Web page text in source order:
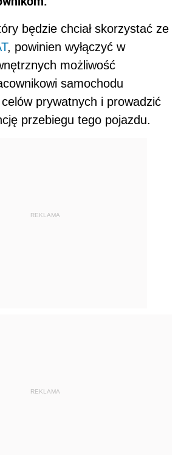
będzie chciał skorzystać ze
, powinien wyłączyć w
możliwość
samochodu
celów prywatnych i prowadzić
przebiegu tego pojazdu.
REKLAMA
REKLAMA